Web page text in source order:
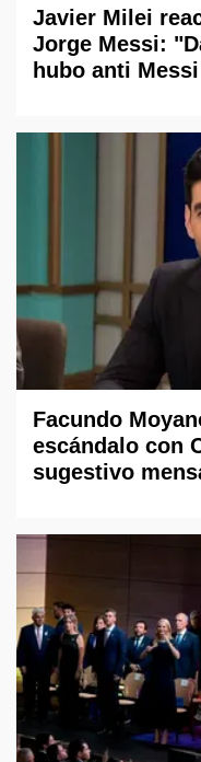
Javier Milei
Jorge Messi:
hubo anti
Facundo
escándalo con
sugestivo